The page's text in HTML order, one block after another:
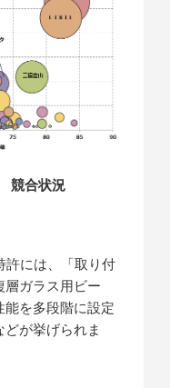
競合状況
には、「取り付
層ガラス用ビー
能を多段階に設定
が挙げられま